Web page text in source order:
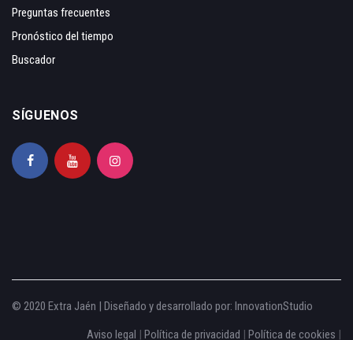
Preguntas frecuentes
Pronóstico del tiempo
Buscador
SÍGUENOS
© 2020 Extra Jaén | Diseñado y desarrollado por: InnovationStudio
Aviso legal | Política de privacidad | Política de cookies |